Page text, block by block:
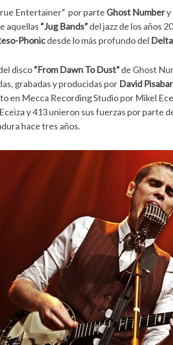
Entertainer” por parte Ghost Numbery
aquellas “Jug Bands”del jazz de los años
Phonicdesde lo más profundo del
disco“From Dawn To Dust”de Ghost
grabadas y producidas por David
en Mecca Recording Studio por Mikel
y 413 unieron sus fuerzas por parte
hace tres años.